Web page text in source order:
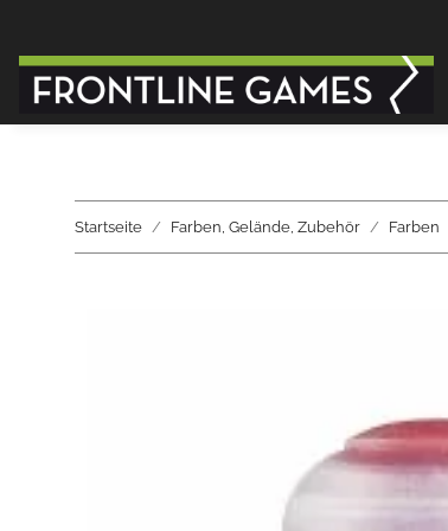
Startseite Farben, Gelände, Zubehör Farben